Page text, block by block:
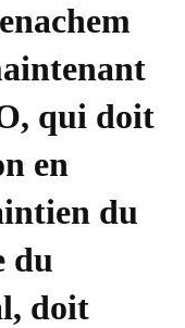
qui doit
en
du
du
doit